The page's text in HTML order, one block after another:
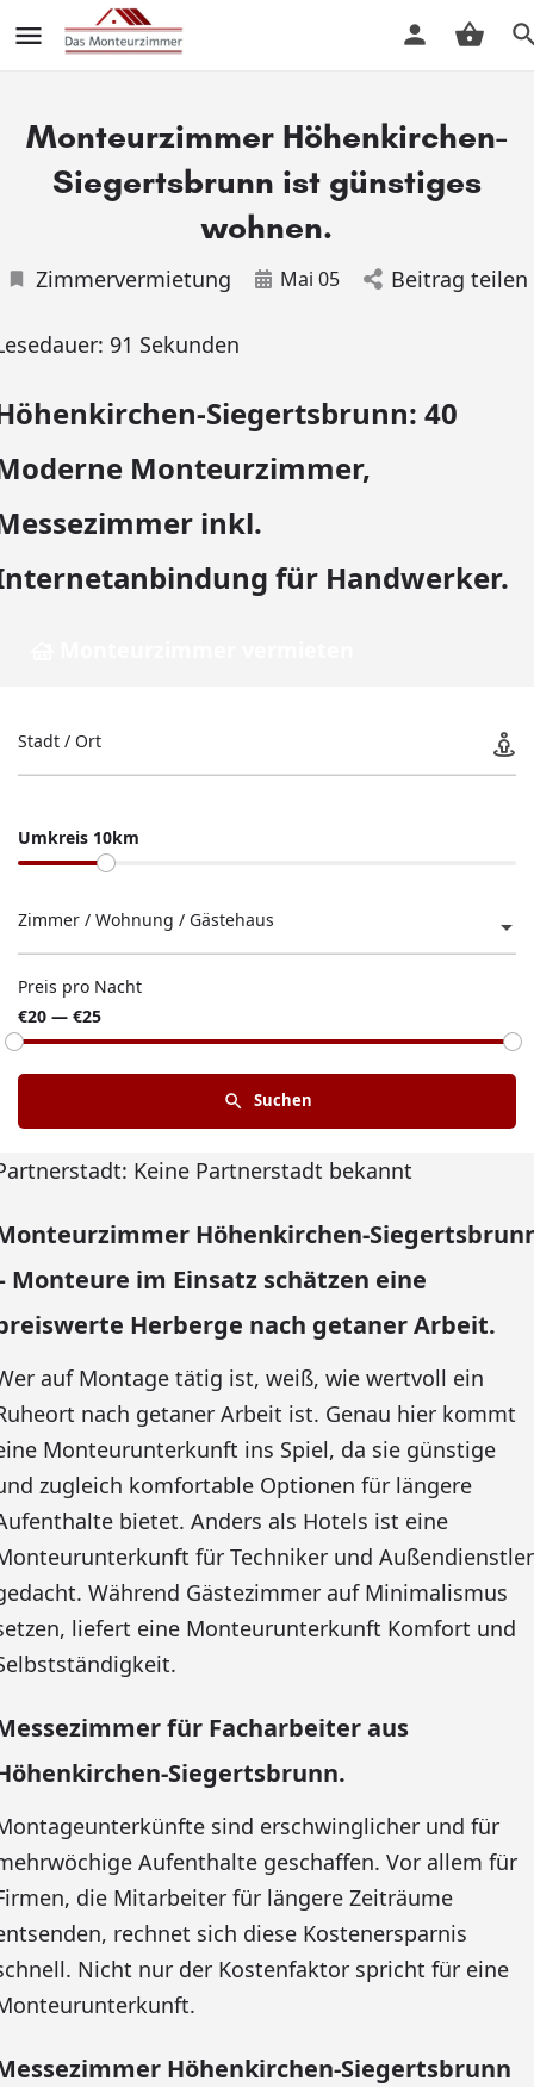
Monteurzimmer Höhenkirchen-
Siegertsbrunn ist günstiges
wohnen.
Zimmervermietung Mai 05 Beitrag teilen
91 Sekunden
Siegertsbrunn: 40
Monteurzimmer,
inkl.
für Handwerker.
Stadt / Ort
Umkreis 10km
Zimmer / Wohnung / Gästehaus
Preis pro Nacht
€20 — €25
Suchen
Keine Partnerstadt bekannt
Höhenkirchen-
Monteure im Einsatz schätzen eine
Herberge nach getaner Arbeit.
auf Montage tätig ist, weiß, wie wertvoll ein
nach getaner Arbeit ist. Genau hier kommt
Monteurunterkunft ins Spiel, da sie günstige
zugleich komfortable Optionen für längere
bietet. Anders als Hotels ist eine
für Techniker und Außendienstler
Während Gästezimmer auf Minimalismus
liefert eine Monteurunterkunft Komfort und
für Facharbeiter aus
Siegertsbrunn.
sind erschwinglicher und für
Aufenthalte geschaffen. Vor allem für
die Mitarbeiter für längere Zeiträume
rechnet sich diese Kostenersparnis
Nicht nur der Kostenfaktor spricht für eine
Höhenkirchen-Siegertsbrunn